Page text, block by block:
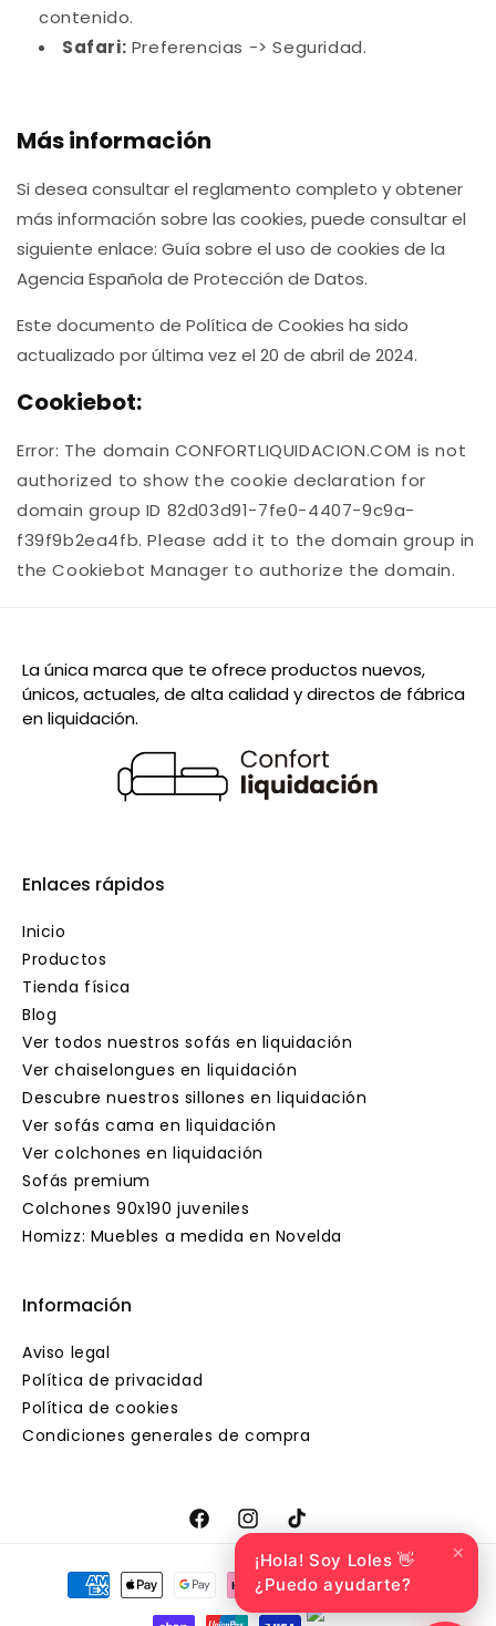
contenido.
Safari: Preferencias -> Seguridad.
Más información
Si desea consultar el reglamento completo y obtener
más información sobre las cookies, puede consultar el
siguiente enlace: Guía sobre el uso de cookies de la
Agencia Española de Protección de Datos.
Este documento de Política de Cookies ha sido
actualizado por última vez el 20 de abril de 2024.
Cookiebot:
Error: The domain CONFORTLIQUIDACION.COM is not
authorized to show the cookie declaration for
domain group ID 82d03d91-7fe0-4407-9c9a-
f39f9b2ea4fb. Please add it to the domain group in
the Cookiebot Manager to authorize the domain.
La única marca que te ofrece productos nuevos,
únicos, actuales, de alta calidad y directos de fábrica
en liquidación.
Enlaces rápidos
Inicio
Productos
Tienda física
Blog
Ver todos nuestros sofás en liquidación
Ver chaiselongues en liquidación
Descubre nuestros sillones en liquidación
Ver sofás cama en liquidación
Ver colchones en liquidación
Sofás premium
Colchones 90x190 juveniles
Homizz: Muebles a medida en Novelda
Información
Aviso legal
Política de privacidad
Política de cookies
Condiciones generales de compra
FacebookInstagram
TikTok
Formas
¡Hola! Soy Loles 👋
¿Puedo ayudarte?
✕